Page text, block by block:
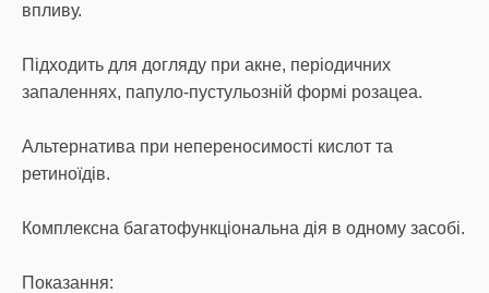
впливу.
Підходить для догляду при акне, періодичних
запаленнях, папуло-пустульозній формі розацеа.
Альтернатива при непереносимості кислот та
ретиноїдів.
Комплексна багатофункціональна дія в одному засобі.
Показання: